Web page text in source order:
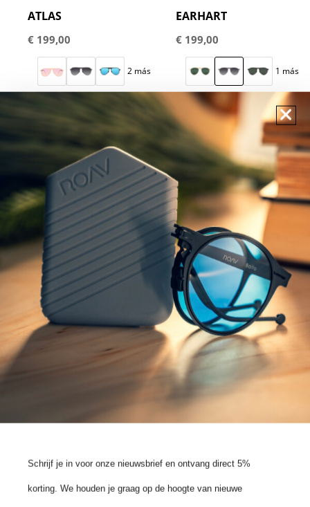
ATLAS
€ 199,00
2 más
EARHART
€ 199,00
1 más
GAFAS DE SOL
AVIADOR
MAGNUM
€
GAFAS DE SOL
AVIADOR
ORVILLE
€229,00
Schrijf je in voor onze nieuwsbrief en ontvang direct 5%
korting. We houden je graag op de hoogte van nieuwe